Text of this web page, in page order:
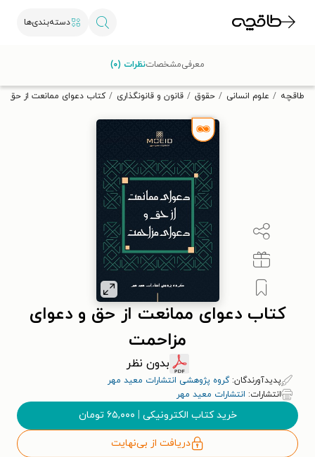
دسته‌بندی‌ها
تخفیف از طاقچه دریافت کن.
طاقچه علوم انسانی حقوق قانون و قانونگذاری کتاب دعوای ممانعت از حق
کتاب دعوای ممانعت از حق و دعوای
مزاحمت
بدون نظر
پدیدآورندگان:گروه پژوهشی انتشارات معید مهر
انتشارات: انتشارات معید مهر
خرید کتاب الکترونیکی | ۶۵,۰۰۰ تومان
دریافت از بی‌نهایت
معرفیمشخصاتنظرات (۰)